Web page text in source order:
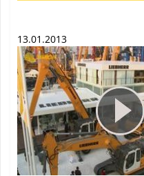
13.01.2013